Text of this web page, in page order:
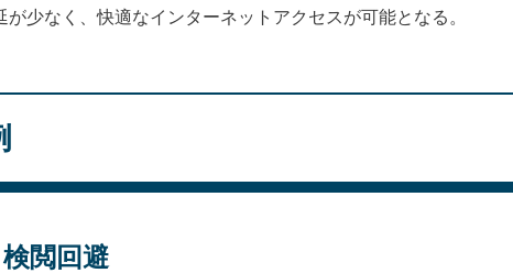
少なく、快適なインターネットアクセスが可能となる。
閲回避